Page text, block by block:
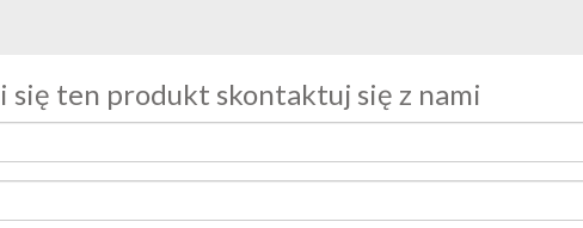
się ten produkt skontaktuj się z nami